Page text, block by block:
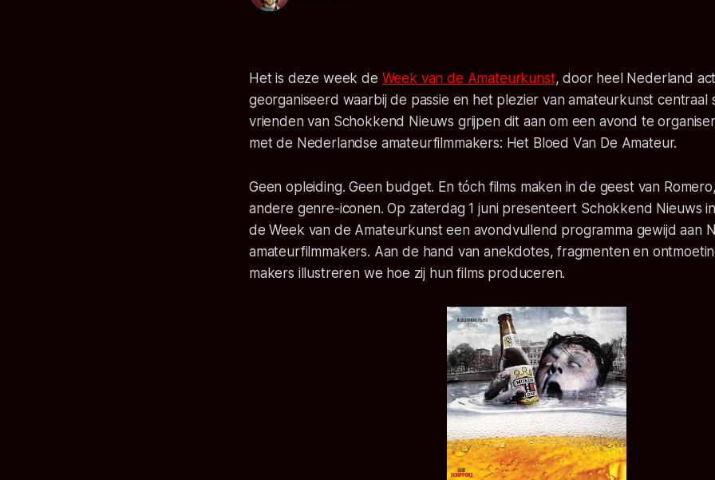
Het is deze week de Week van de Amateurkunst, door heel Nederland
georganiseerd waarbij de passie en het plezier van amateurkunst centraal
vrienden van Schokkend Nieuws grijpen dit aan om een avond te
met de Nederlandse amateurfilmmakers: Het Bloed Van De Amateur.
Geen opleiding. Geen budget. En tóch films maken in de geest van
andere genre-iconen. Op zaterdag 1 juni presenteert Schokkend Nieuws
de Week van de Amateurkunst een avondvullend programma gewijd aan
amateurfilmmakers. Aan de hand van anekdotes, fragmenten en
makers illustreren we hoe zij hun films produceren.